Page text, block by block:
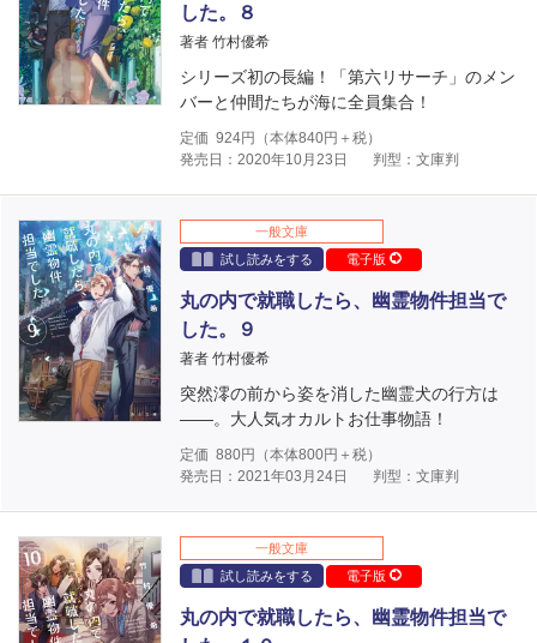
した。８
著者 竹村優希
シリーズ初の長編！「第六リサーチ」のメン
バーと仲間たちが海に全員集合！
定価 924円（本体840円＋税）
発売日：2020年10月23日
判型：文庫判
一般文庫
試し読みをする
電子版
丸の内で就職したら、幽霊物件担当で
した。９
著者 竹村優希
突然澪の前から姿を消した幽霊犬の行方は
――。大人気オカルトお仕事物語！
定価 880円（本体800円＋税）
発売日：2021年03月24日
判型：文庫判
一般文庫
試し読みをする
電子版
丸の内で就職したら、幽霊物件担当で